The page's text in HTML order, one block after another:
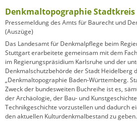
Denkmaltopographie Stadtkreis
Pressemeldung des Amts für Baurecht und
(Auszüge)
Das Landesamt für Denkmalpflege beim
Stuttgart erarbeitete gemeinsam mit dem
im Regierungspräsidium Karlsruhe und der
Denkmalschutzbehörde der Stadt Heidelberg
„Denkmaltopographie Baden-Württemberg.
Zweck der bundesweiten Buchreihe ist es,
der Archäologie, der Bau- und
Technikgeschichte vorzustellen und dadurch
den aktuellen Kulturdenkmalbestand zu geben.